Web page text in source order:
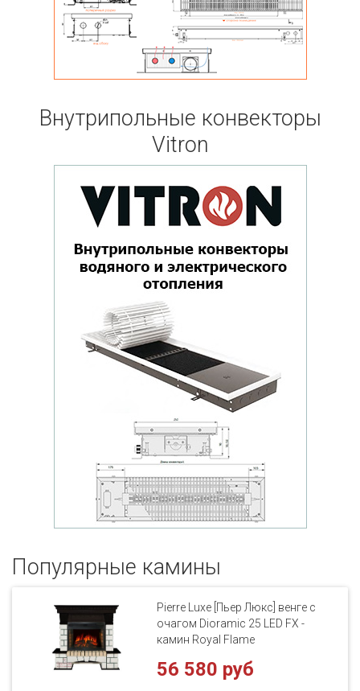
Внутрипольные конвекторы
Vitron
Популярные кaмины
Pierre Luxe [Пьер Люкс] венге с
очагом Dioramic 25 LED FX -
камин Royal Flame
56 580 руб